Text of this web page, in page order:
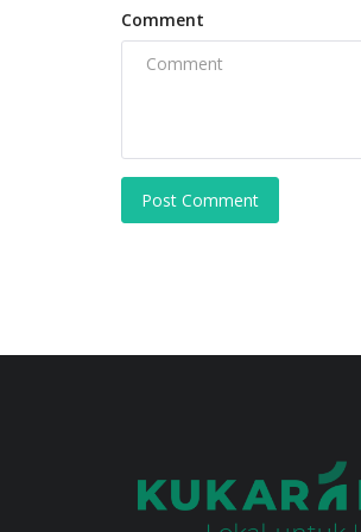
Comment
Post Comment